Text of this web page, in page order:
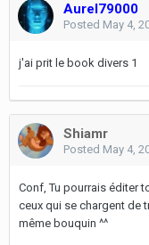
Aurel79000
Posted May 4,
j'ai prit le book divers 1
Shiamr
Posted May 4,
Conf, Tu pourrais éditer
ceux qui se chargent de
même bouquin ^^